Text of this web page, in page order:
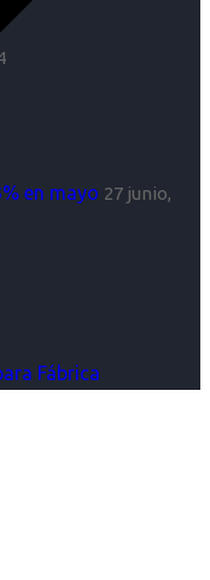
en mayo 27 junio,
Fábrica